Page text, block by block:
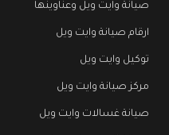
صيانة وايت ويل وعناوينها
ارقام صيانة وايت ويل
توكيل وايت ويل
مركز صيانة وايت ويل
صيانة غسالات وايت ويل